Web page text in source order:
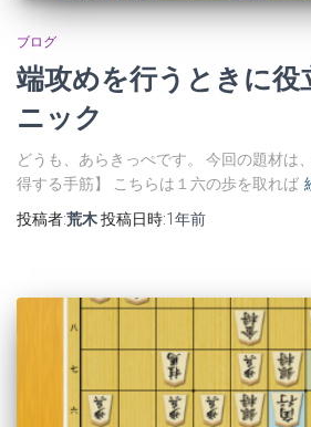
ブログ
端攻めを行うときに役
ニック
どうも、あらきっぺです。 今回の題材は
得する手筋】 こちらは１六の歩を取れば
投稿者:荒木投稿日時:1年前